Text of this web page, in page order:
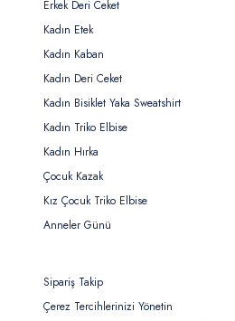
Erkek Deri Ceket
Kadın Etek
Kadın Kaban
Kadın Deri Ceket
Kadın Bisiklet Yaka Sweatshirt
Kadın Triko Elbise
Kadın Hırka
Çocuk Kazak
Kız Çocuk Triko Elbise
Anneler Günü
Sipariş Takip
Çerez Tercihlerinizi Yönetin